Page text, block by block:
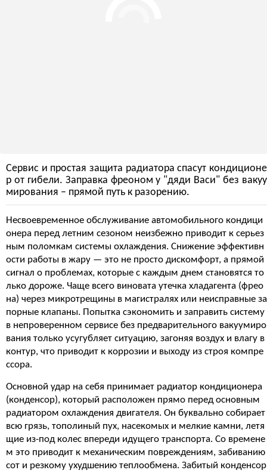
Сервис и простая защита радиатора спасут кондиционе
р от гибели. Заправка фреоном у "дяди Васи" без вакуу
мирования – прямой путь к разорению.
Несвоевременное обслуживание автомобильного кондици
онера перед летним сезоном неизбежно приводит к серьез
ным поломкам системы охлаждения. Снижение эффективн
ости работы в жару — это не просто дискомфорт, а прямой
сигнал о проблемах, которые с каждым днем становятся то
лько дороже. Чаще всего виновата утечка хладагента (фрео
на) через микротрещины в магистралях или неисправные за
порные клапаны. Попытка сэкономить и заправить систему
в непроверенном сервисе без предварительного вакуумиро
вания только усугубляет ситуацию, загоняя воздух и влагу в
контур, что приводит к коррозии и выходу из строя компре
ссора.
Основной удар на себя принимает радиатор кондиционера
(конденсор), который расположен прямо перед основным
радиатором охлаждения двигателя. Он буквально собирает
всю грязь, тополиный пух, насекомых и мелкие камни, летя
щие из-под колес впереди идущего транспорта. Со времене
м это приводит к механическим повреждениям, забиванию
сот и резкому ухудшению теплообмена. Забитый конденсор